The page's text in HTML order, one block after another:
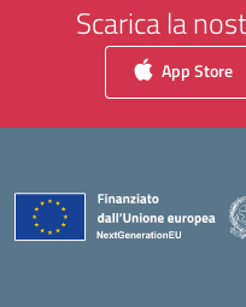
Scarica la
App Store